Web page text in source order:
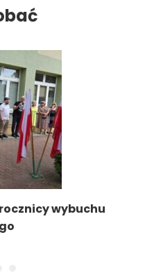
Powstańców
Warszawy w
Mazowieckim
wybuchu